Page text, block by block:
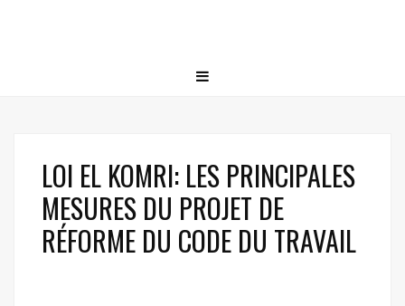
LOI EL KOMRI: LES PRINCIPALES
MESURES DU PROJET DE
RÉFORME DU CODE DU TRAVAIL